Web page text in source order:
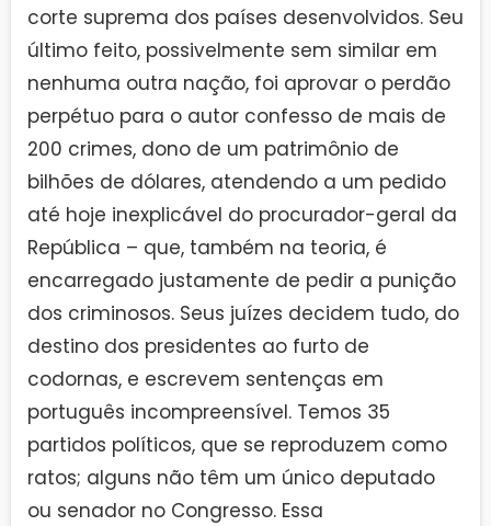
corte suprema dos países desenvolvidos. Seu
último feito, possivelmente sem similar em
nenhuma outra nação, foi aprovar o perdão
perpétuo para o autor confesso de mais de
200 crimes, dono de um patrimônio de
bilhões de dólares, atendendo a um pedido
até hoje inexplicável do procurador-geral da
República – que, também na teoria, é
encarregado justamente de pedir a punição
dos criminosos. Seus juízes decidem tudo, do
destino dos presidentes ao furto de
codornas, e escrevem sentenças em
português incompreensível. Temos 35
partidos políticos, que se reproduzem como
ratos; alguns não têm um único deputado
ou senador no Congresso. Essa